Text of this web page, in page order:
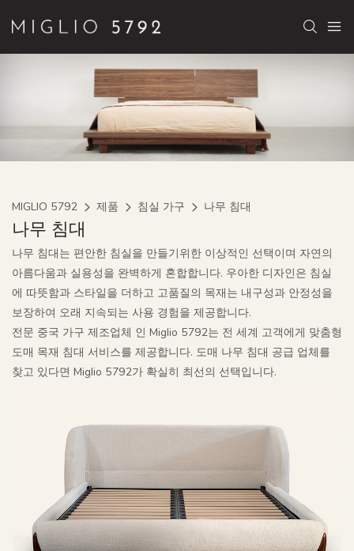
MIGLIO 5792 제품 침실 가구 나무 침대
나무 침대
나무 침대는 편안한 침실을 만들기위한 이상적인 선택이며 자연의
아름다움과 실용성을 완벽하게 혼합합니다. 우아한 디자인은 침실
에 따뜻함과 스타일을 더하고 고품질의 목재는 내구성과 안정성을
보장하여 오래 지속되는 사용 경험을 제공합니다.
전문 중국 가구 제조업체 인 Miglio 5792는 전 세계 고객에게 맞춤형
도매 목재 침대 서비스를 제공합니다. 도매 나무 침대 공급 업체를
찾고 있다면 Miglio 5792가 확실히 최선의 선택입니다.